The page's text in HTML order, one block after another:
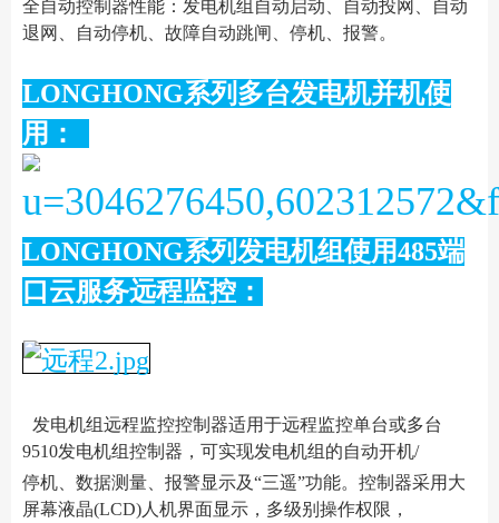
全自动控制器性能：发电机组自动启动、自动投网、自动
退网、自动停机、故障自动跳闸、停机、报警。
LONGHONG系列多台发电机并机使
用：
LONGHONG系列发电机组使用485端
口云服务远程监控：
发电机组远程监控控制器适用于远程监控单台或多台
9510发电机组控制器，可实现发电机组的自动开机/
停机、数据测量、报警显示及“三遥”功能。控制器采用大
屏幕液晶(LCD)人机界面显示，多级别操作权限，